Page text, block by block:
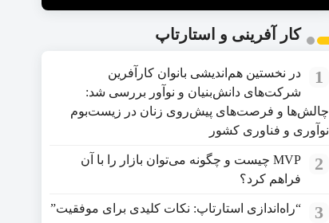
کار آفرینی و استارتاپ
1
در نخستین هم‌اندیشی بانوان کارآفرین
شرکت‌های دانش‌بنیان و نوآور بررسی شد:
چالش‌ها و فرصت‌های پیش‌روی زنان در زیست‌بوم
نوآوری و فناوری کشور
2
MVP چیست و چگونه می‌توان بازار را با آن
فراهم کرد؟
3 “راه‌اندازی استارتاپ: نکات کلیدی برای موفقیت”